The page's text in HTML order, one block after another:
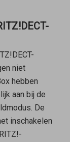
niet
hebben
aan bij de
De
inschakelen